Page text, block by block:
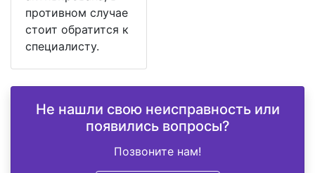
противном случае
стоит обратится к
специалисту.
Не нашли свою неисправность или
появились вопросы?
Позвоните нам!